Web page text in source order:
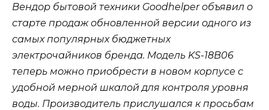
Вендор бытовой техники Goodhelper объявил о
старте продаж обновленной версии одного из
самых популярных бюджетных
электрочайников бренда. Модель KS-18B06
теперь можно приобрести в новом корпусе с
удобной мерной шкалой для контроля уровня
воды. Производитель прислушался к просьбам